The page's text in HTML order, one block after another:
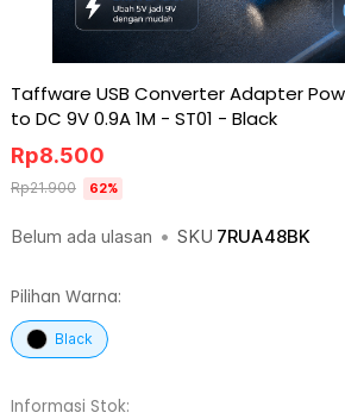
Taffware USB Converter Adapter
to DC 9V 0.9A 1M - ST01 - Black
Belum ada ulasan • SKU 7RUA48BK
Rp8.500
Rp21.900 62%
Pilihan Warna:
Black
Informasi Stok: